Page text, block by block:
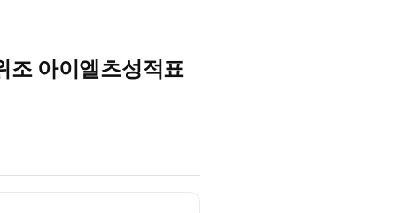
조 아이엘츠성적표